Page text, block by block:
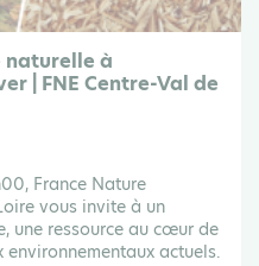
naturelle à
| FNE Centre-Val de
France Nature
vous invite à un
une ressource au cœur de
environnementaux actuels.